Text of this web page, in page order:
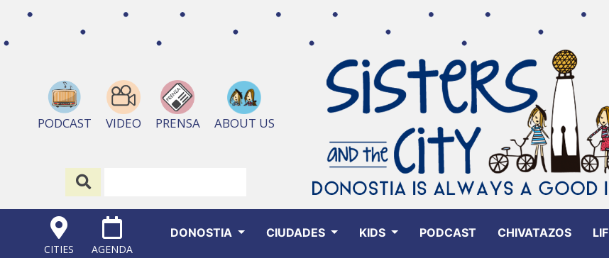
PODCAST VIDEO PRENSA ABOUT US
CITIES AGENDA
DONOSTIA CIUDADES KIDS PODCAST CHIVATAZOS